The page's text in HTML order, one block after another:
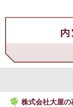
株式会社大屋の